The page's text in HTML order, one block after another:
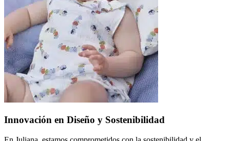
Innovación en Diseño y Sostenibilidad